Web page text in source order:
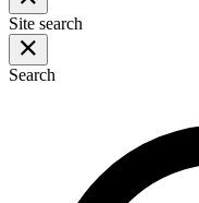
Site search
Search